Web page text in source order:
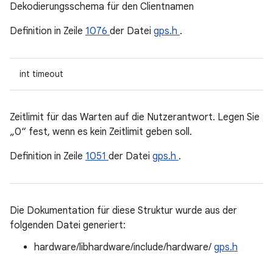
Dekodierungsschema für den Clientnamen
Definition in Zeile 1076 der Datei gps.h .
int timeout
Zeitlimit für das Warten auf die Nutzerantwort. Legen Sie
„0“ fest, wenn es kein Zeitlimit geben soll.
Definition in Zeile 1051 der Datei gps.h .
Die Dokumentation für diese Struktur wurde aus der
folgenden Datei generiert:
hardware/libhardware/include/hardware/ gps.h